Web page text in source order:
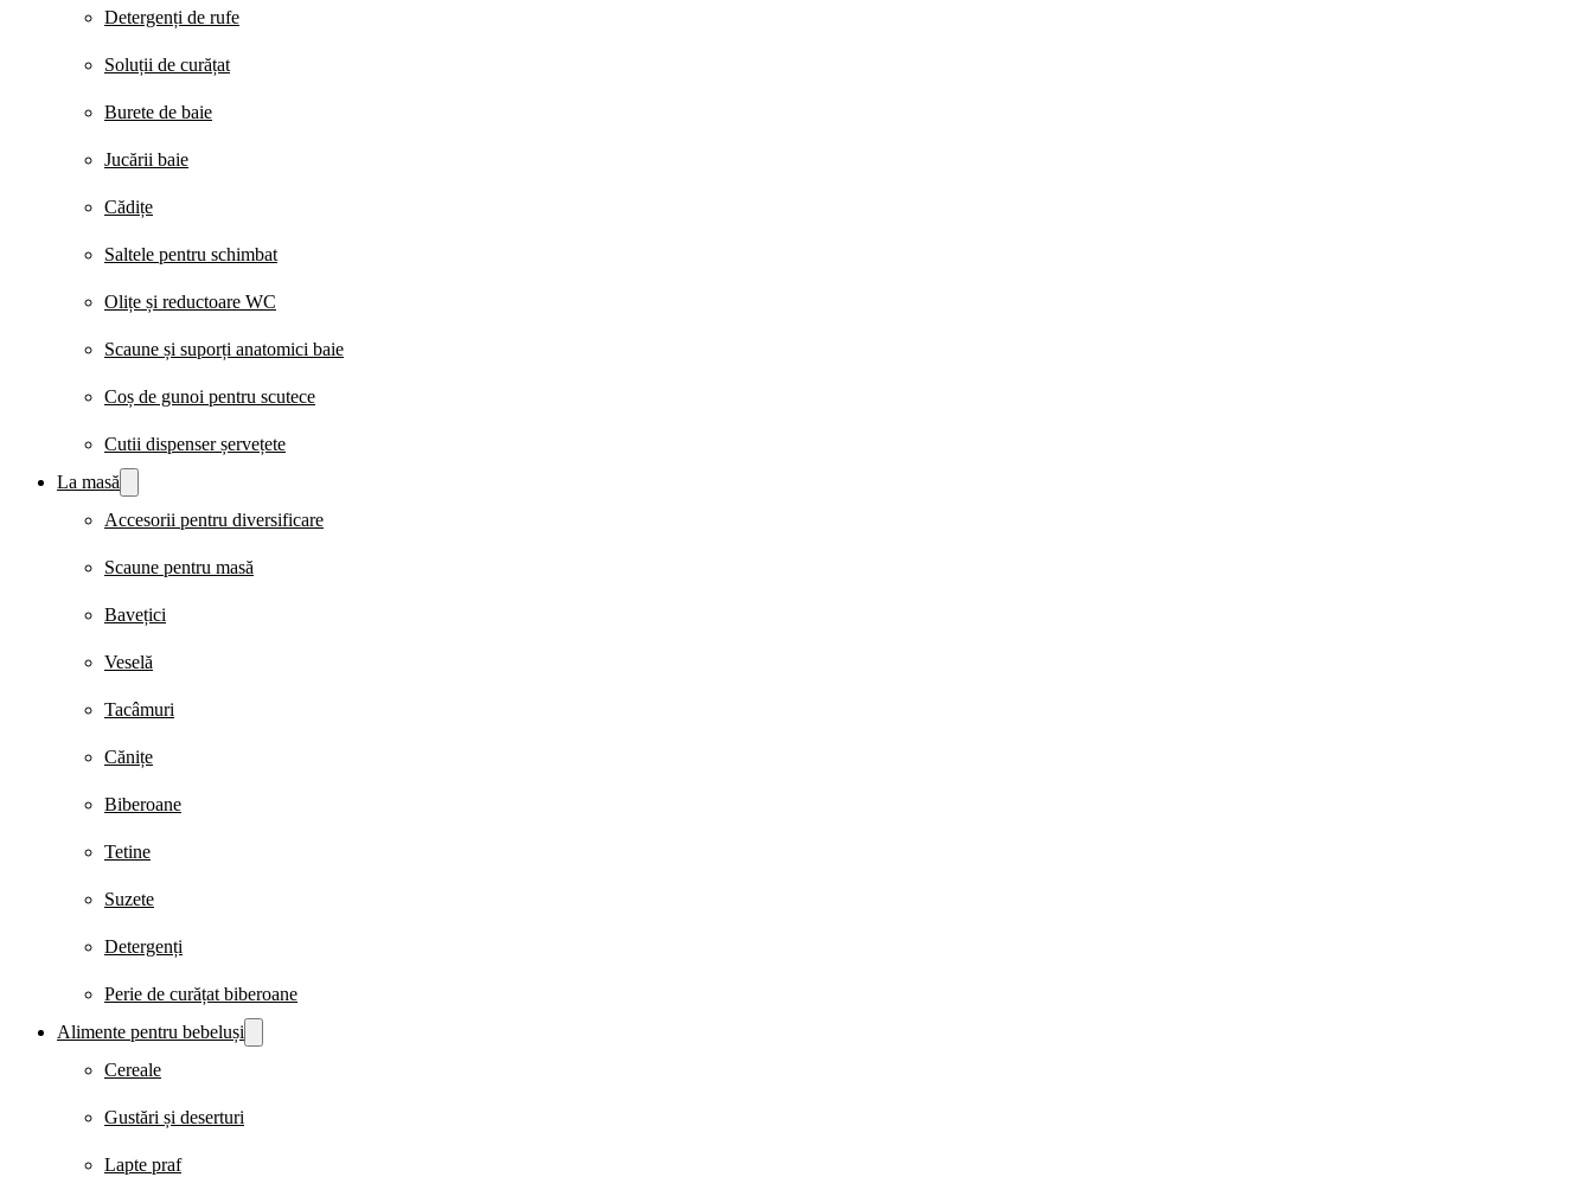
Detergenți de rufe
Soluții de curățat
Burete de baie
Jucării baie
Cădițe
Saltele pentru schimbat
Olițe și reductoare WC
Scaune și suporți anatomici baie
Coș de gunoi pentru scutece
Cutii dispenser șervețete
La masă
Accesorii pentru diversificare
Scaune pentru masă
Bavețici
Veselă
Tacâmuri
Cănițe
Biberoane
Tetine
Suzete
Detergenți
Perie de curățat biberoane
Alimente pentru bebeluși
Cereale
Gustări și deserturi
Lapte praf